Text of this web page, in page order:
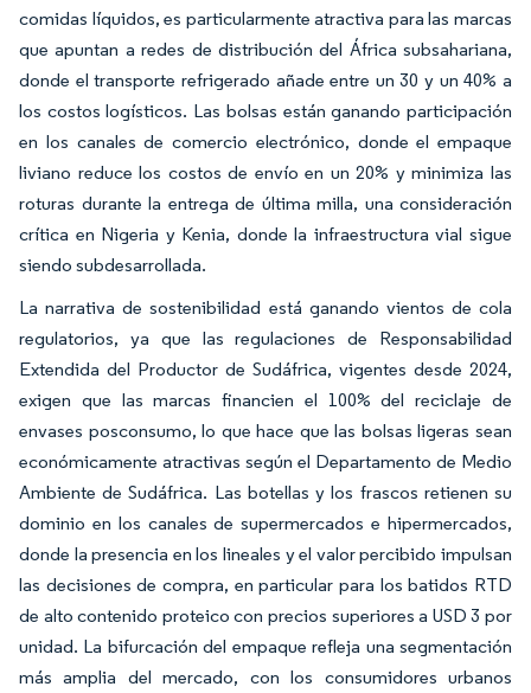
comidas líquidos, es particularmente atractiva para las marcas
que apuntan a redes de distribución del África subsahariana,
donde el transporte refrigerado añade entre un 30 y un 40% a
los costos logísticos. Las bolsas están ganando participación
en los canales de comercio electrónico, donde el empaque
liviano reduce los costos de envío en un 20% y minimiza las
roturas durante la entrega de última milla, una consideración
crítica en Nigeria y Kenia, donde la infraestructura vial sigue
siendo subdesarrollada.
La narrativa de sostenibilidad está ganando vientos de cola
regulatorios, ya que las regulaciones de Responsabilidad
Extendida del Productor de Sudáfrica, vigentes desde 2024,
exigen que las marcas financien el 100% del reciclaje de
envases posconsumo, lo que hace que las bolsas ligeras sean
económicamente atractivas según el Departamento de Medio
Ambiente de Sudáfrica. Las botellas y los frascos retienen su
dominio en los canales de supermercados e hipermercados,
donde la presencia en los lineales y el valor percibido impulsan
las decisiones de compra, en particular para los batidos RTD
de alto contenido proteico con precios superiores a USD 3 por
unidad. La bifurcación del empaque refleja una segmentación
más amplia del mercado, con los consumidores urbanos